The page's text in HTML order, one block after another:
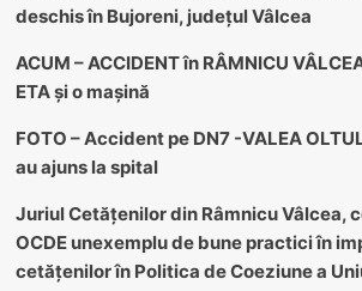
deschis în Bujoreni, județul Vâlcea
ACUM – ACCIDENT în RÂMNICU
ETA și o mașină
FOTO – Accident pe DN7 -VALEA
au ajuns la spital
Juriul Cetățenilor din Râmnicu Vâlcea,
OCDE unexemplu de bune practici în
cetățenilor în Politica de Coeziune a